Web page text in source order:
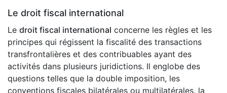
Le droit fiscal international
Le droit fiscal international concerne les règles et les
principes qui régissent la fiscalité des transactions
transfrontalières et des contribuables ayant des
activités dans plusieurs juridictions. Il englobe des
questions telles que la double imposition, les
conventions fiscales bilatérales ou multilatérales, la